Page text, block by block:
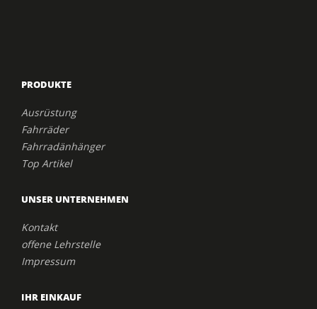
PRODUKTE
Ausrüstung
Fahrräder
Fahrradänhänger
Top Artikel
UNSER UNTERNEHMEN
Kontakt
offene Lehrstelle
Impressum
IHR EINKAUF